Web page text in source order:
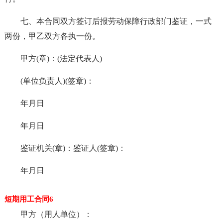
七、本合同双方签订后报劳动保障行政部门鉴证，一式
两份，甲乙双方各执一份。
甲方(章)：(法定代表人)
(单位负责人)(签章)：
年月日
年月日
鉴证机关(章)：鉴证人(签章)：
年月日
短期用工合同6
甲方（用人单位）：